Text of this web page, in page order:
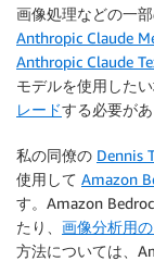
画像処理などの一
Anthropic Claude
Anthropic Claude
モデルを使用したい
レードする必要があ
私の同僚の Dennis
使用して Amazon
す。Amazon
たり、 画像分析用
方法については、